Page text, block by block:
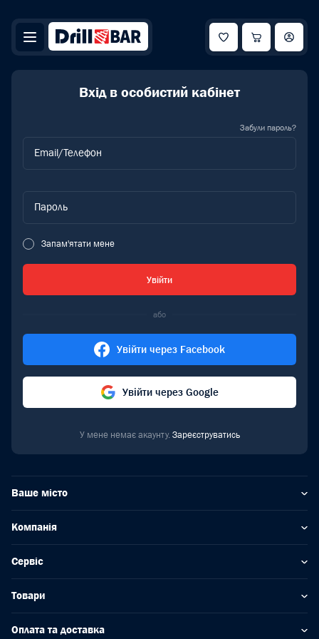
Вхід в особистий кабінет
Email/Телефон
Забули пароль?
Пароль
Запам'ятати мене
Увійти
або
Увійти через Facebook
Увійти через Google
У мене немає акаунту. Зареєструватись
Ваше місто
Компанія
Сервіс
Товари
Оплата та доставка